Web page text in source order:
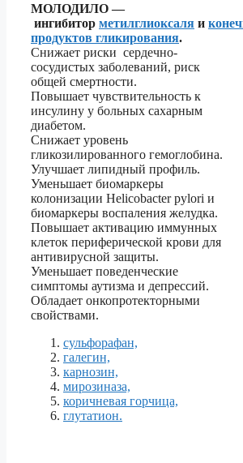
МОЛОДИЛО —
ингибитор метилглиоксаля и
продуктов гликирования.
Снижает риски сердечно-
сосудистых заболеваний, риск
общей смертности.
Повышает чувствительность к
инсулину у больных сахарным
диабетом.
Снижает уровень
гликозилированного гемоглобина.
Улучшает липидный профиль.
Уменьшает биомаркеры
колонизации Helicobacter pylori и
биомаркеры воспаления желудка.
Повышает активацию иммунных
клеток периферической крови для
антивирусной защиты.
Уменьшает поведенческие
симптомы аутизма и депрессий.
Обладает онкопротекторными
свойствами.
сульфорафан,
галегин,
карнозин,
мирозиназа,
коричневая горчица,
глутатион.